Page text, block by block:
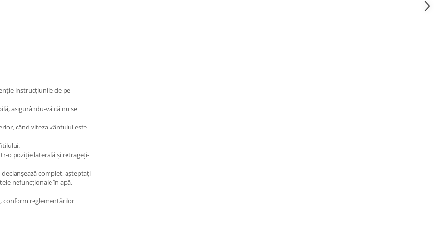
instrucțiunile de pe
asigurându-vă că nu se
când viteza vântului este
o poziție laterală și retrageți-
declanșează complet, așteptați
nefuncționale în apă.
conform reglementărilor